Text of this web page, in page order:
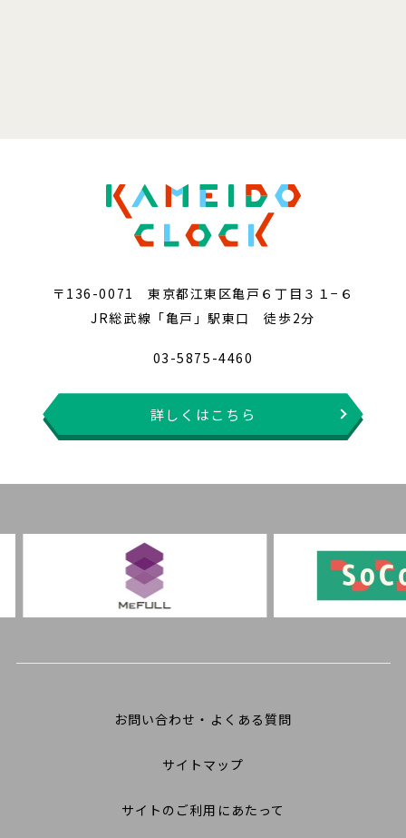
〒136-0071 東京都江東区亀戸６丁目３１−６
JR総武線「亀戸」駅東口 徒歩2分
03-5875-4460
詳しくはこちら
お問い合わせ・よくある質問
サイトマップ
サイトのご利用にあたって